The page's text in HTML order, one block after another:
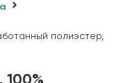
полиэстер,